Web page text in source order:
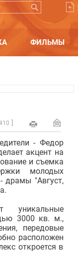
ФИЛЬМЫ
- Федор
акцент на
и съемка
молодых
драмы "Август,
уникальные
3000 кв. м.,
передовые
расположен
откроется в